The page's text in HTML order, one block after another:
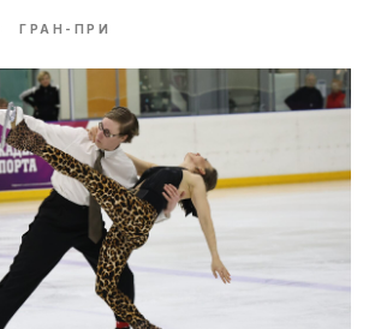
ГРАН-ПРИ